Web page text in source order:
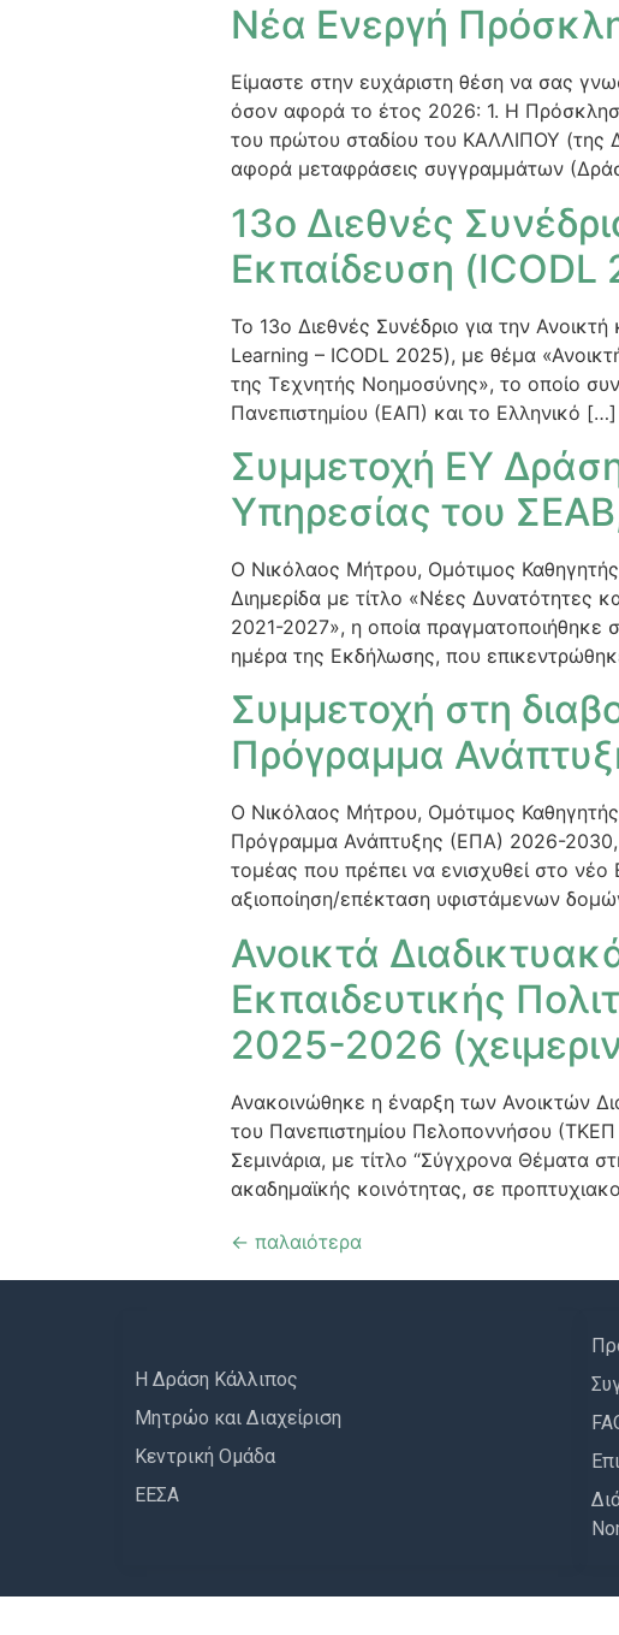
Νέα Ενεργή
Είμαστε στην ευχάριστη θέση να σας
όσον αφορά το έτος 2026: 1. Η
του πρώτου σταδίου του ΚΑΛΛΙΠΟΥ
αφορά μεταφράσεις συγγραμμάτων
13o Διεθνές
Εκπαίδευση (ICODL
Το 13ο Διεθνές Συνέδριο για την
Learning – ICODL 2025), με θέμα
της Τεχνητής Νοημοσύνης», το οποίο
Πανεπιστημίου (ΕΑΠ) και το Ελληνικό […]
Συμμετοχή ΕΥ
Υπηρεσίας του
O Νικόλαος Μήτρου, Ομότιμος
Διημερίδα με τίτλο «Νέες Δυνατότητες
2021-2027», η οποία πραγματοποιήθηκε
ημέρα της Εκδήλωσης, που
Συμμετοχή στη
Πρόγραμμα
Ο Νικόλαος Μήτρου, Ομότιμος
Πρόγραμμα Ανάπτυξης (ΕΠΑ) 2026-
τομέας που πρέπει να ενισχυθεί στο
αξιοποίηση/επέκταση υφιστάμενων
Ανοικτά
Εκπαιδευτικής
2025-2026
Ανακοινώθηκε η έναρξη των Ανοικτών
του Πανεπιστημίου Πελοποννήσου
Σεμινάρια, με τίτλο “Σύγχρονα Θέματα
ακαδημαϊκής κοινότητας, σε
← παλαιότερα
Η Δράση Κάλλιπος
Μητρώο και Διαχείριση
Κεντρική Ομάδα
ΕΕΣΑ